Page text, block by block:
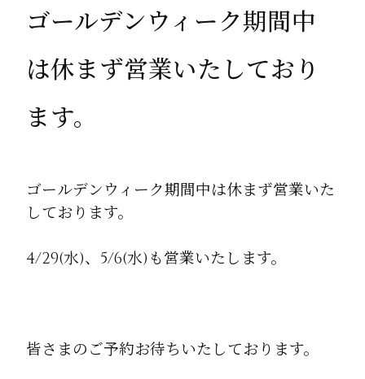
ゴールデンウィーク期間中
は休まず営業いたしており
ます。
ゴールデンウィーク期間中は休まず営業いた
しております。
4/29(水)、5/6(水)も営業いたします。
皆さまのご予約お待ちいたしております。